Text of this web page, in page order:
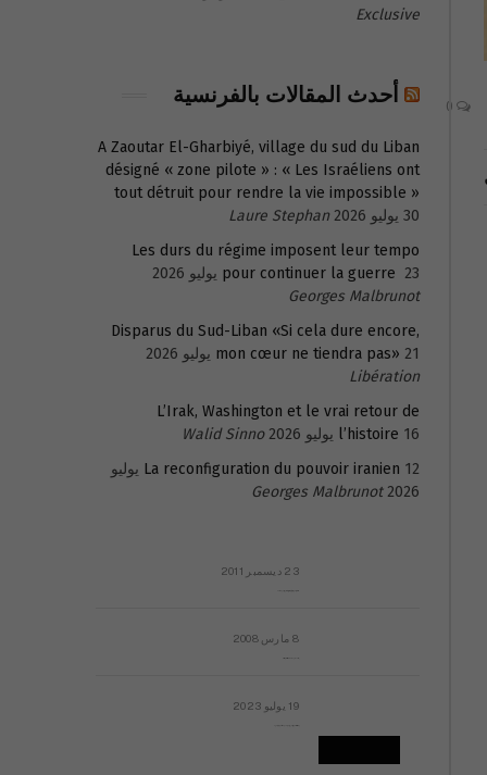
Exclusive
أحدث المقالات بالفرنسية
A Zaoutar El-Gharbiyé, village du sud du Liban
désigné « zone pilote » : « Les Israéliens ont
tout détruit pour rendre la vie impossible »
30 يوليو 2026
Laure Stephan
Les durs du régime imposent leur tempo
pour continuer la guerre 23 يوليو 2026
Georges Malbrunot
Disparus du Sud-Liban «Si cela dure encore,
mon cœur ne tiendra pas» 21 يوليو 2026
Libération
L’Irak, Washington et le vrai retour de
l’histoire 16 يوليو 2026
Walid Sinno
La reconfiguration du pouvoir iranien 12 يوليو
2026
Georges Malbrunot
23 ديسمبر 2011
8 مارس 2008
19 يوليو 2023